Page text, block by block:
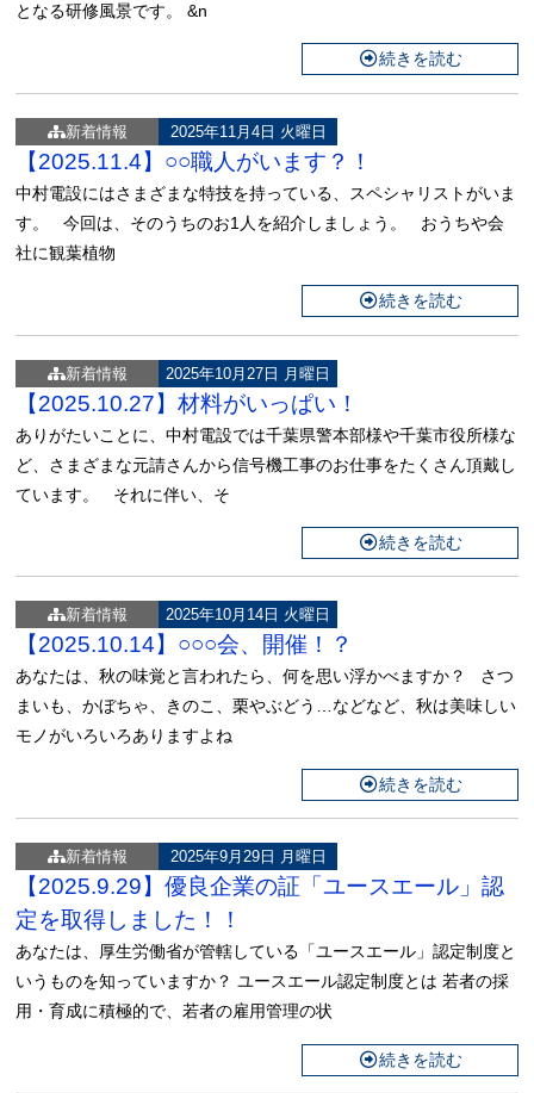
となる研修風景です。 &n
続きを読む
新着情報 2025年11月4日 火曜日
【2025.11.4】○○職人がいます？！
中村電設にはさまざまな特技を持っている、スペシャリストがいま
す。 今回は、そのうちのお1人を紹介しましょう。 おうちや会
社に観葉植物
続きを読む
新着情報 2025年10月27日 月曜日
【2025.10.27】材料がいっぱい！
ありがたいことに、中村電設では千葉県警本部様や千葉市役所様な
ど、さまざまな元請さんから信号機工事のお仕事をたくさん頂戴し
ています。 それに伴い、そ
続きを読む
新着情報 2025年10月14日 火曜日
【2025.10.14】○○○会、開催！？
あなたは、秋の味覚と言われたら、何を思い浮かべますか？ さつ
まいも、かぼちゃ、きのこ、栗やぶどう…などなど、秋は美味しい
モノがいろいろありますよね
続きを読む
新着情報 2025年9月29日 月曜日
【2025.9.29】優良企業の証「ユースエール」認
定を取得しました！！
あなたは、厚生労働省が管轄している「ユースエール」認定制度と
いうものを知っていますか？ ユースエール認定制度とは 若者の採
用・育成に積極的で、若者の雇用管理の状
続きを読む